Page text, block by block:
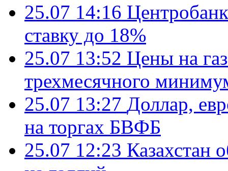
25.07 14:16
ставку до 18%
25.07 13:52 Цены на
трехмесячного
25.07 13:27 Доллар,
на торгах БВФБ
25.07 12:23 Казахстан